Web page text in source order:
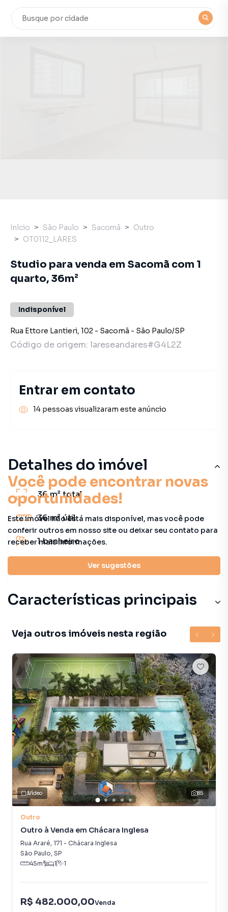
Você pode encontrar novas
oportunidades!
Este imóvel não está mais disponível, mas você pode
conferir outros em nosso site ou deixar seu contato para
receber mais informações.
Ver sugestões
Detalhes do imóvel
36 m²total
36 m²útil
1banheiro
Características principais
Veja outros imóveis nesta região
85
Vídeo
Outro
Outro à Venda em Chácara Inglesa
Rua Araré, 171 - Chácara Inglesa
São Paulo, SP
45m² 1 1
R$ 482.000,00Venda
Início São Paulo Sacomã
Outro
OT0112_LARES
Studio para venda em Sacomã com 1
quarto, 36m²
Indisponível
Rua Ettore Lantieri, 102 - Sacomã - São Paulo/SP
Código de origem: lareseandares#G4L2Z
Entrar em contato
14 pessoas visualizaram este anúncio